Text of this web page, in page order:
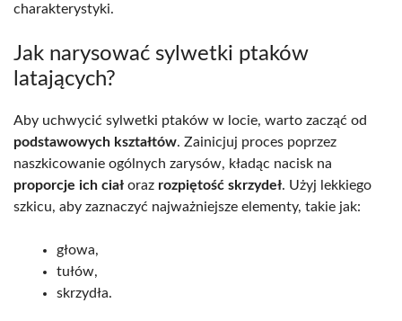
charakterystyki.
Jak narysować sylwetki ptaków
latających?
Aby uchwycić sylwetki ptaków w locie, warto zacząć od
podstawowych kształtów. Zainicjuj proces poprzez
naszkicowanie ogólnych zarysów, kładąc nacisk na
proporcje ich ciał oraz rozpiętość skrzydeł. Użyj lekkiego
szkicu, aby zaznaczyć najważniejsze elementy, takie jak:
głowa,
tułów,
skrzydła.